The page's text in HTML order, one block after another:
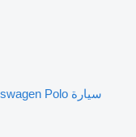
سيارة Volkswagen Polo